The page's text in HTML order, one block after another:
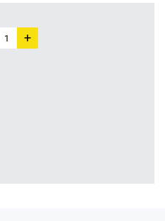
+